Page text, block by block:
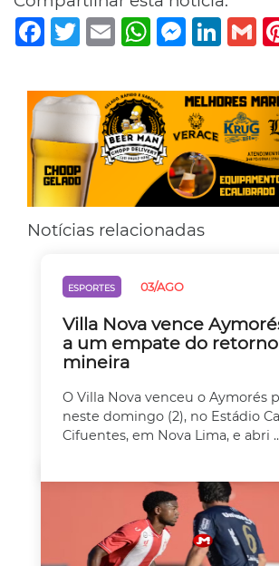
Facebook
TwitterEmail WhatsAppMessenger
Notícias relacionadas
ESPORTES 03/AGO
Villa Nova vence
a um empate do
mineira
O Villa Nova venceu o Aymorés
neste domingo (2), no Estádio
Cifuentes, em Nova Lima, e abri